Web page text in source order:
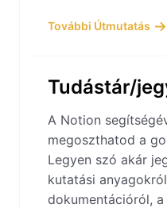
További Útmutatás
Tudástár/
A Notion
megoszthatod a
Legyen szó akár
kutatási
dokumentációról,